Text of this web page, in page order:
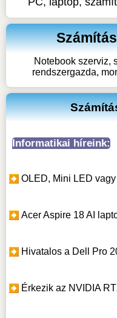
Notebook szerviz,
rendszergazda,
Informatikai híreink:
OLED, Mini LED
Acer Aspire 18 AI
Hivatalos a Dell Pro
Érkezik az NVIDIA